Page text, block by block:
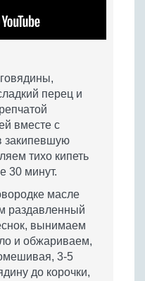
перец и
вместе с
закипевшую
тихо кипеть
30 минут.
масле
раздавленный
вынимаем
и обжариваем,
3-5
до корочки,